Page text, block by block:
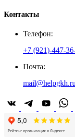
Контакты
Телефон:
+7 (921)-447-
Почта:
mail@helpgkh.ru